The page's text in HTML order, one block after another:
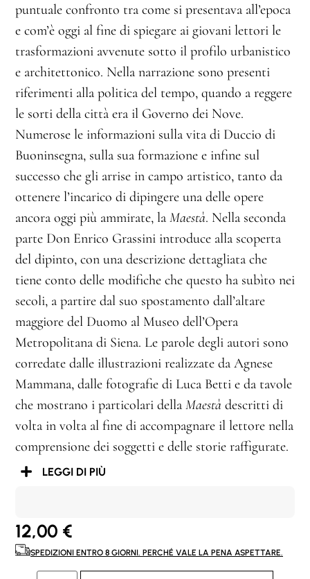
puntuale confronto tra come si presentava all’epoca
e com’è oggi al fine di spiegare ai giovani lettori le
trasformazioni avvenute sotto il profilo urbanistico
e architettonico. Nella narrazione sono presenti
riferimenti alla politica del tempo, quando a reggere
le sorti della città era il Governo dei Nove.
Numerose le informazioni sulla vita di Duccio di
Buoninsegna, sulla sua formazione e infine sul
successo che gli arrise in campo artistico, tanto da
ottenere l’incarico di dipingere una delle opere
ancora oggi più ammirate, la Maestà. Nella seconda
parte Don Enrico Grassini introduce alla scoperta
del dipinto, con una descrizione dettagliata che
tiene conto delle modifiche che questo ha subìto nei
secoli, a partire dal suo spostamento dall’altare
maggiore del Duomo al Museo dell’Opera
Metropolitana di Siena. Le parole degli autori sono
corredate dalle illustrazioni realizzate da Agnese
Mammana, dalle fotografie di Luca Betti e da tavole
che mostrano i particolari della Maestà descritti di
volta in volta al fine di accompagnare il lettore nella
comprensione dei soggetti e delle storie raffigurate.
LEGGI DI PIÙ
12,00 €
SPEDIZIONI ENTRO 8 GIORNI. PERCHÉ VALE LA PENA ASPETTARE.